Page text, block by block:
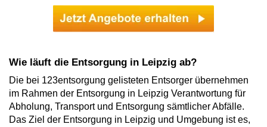
Wie läuft die Entsorgung in Leipzig ab?
Die bei 123entsorgung gelisteten Entsorger übernehmen
im Rahmen der Entsorgung in Leipzig Verantwortung für
Abholung, Transport und Entsorgung sämtlicher Abfälle.
Das Ziel der Entsorgung in Leipzig und Umgebung ist es,